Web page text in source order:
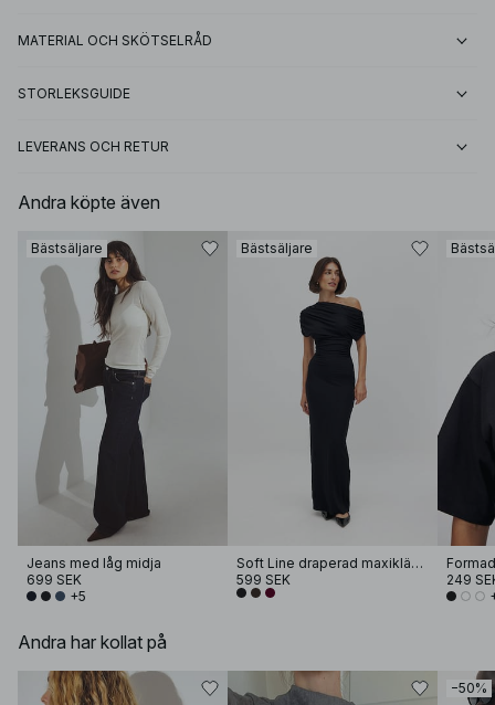
MATERIAL OCH SKÖTSELRÅD
STORLEKSGUIDE
LEVERANS OCH RETUR
Andra köpte även
Bästsäljare
Jeans med låg midja
699 SEK
+5
Bästsäljare
Soft Line draperad maxiklänning
599 SEK
249
Andra har kollat på
−50%